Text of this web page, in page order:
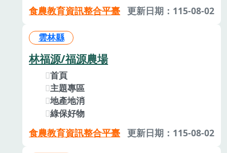
食農教育資訊整合平臺 更新日期：115-08-02
雲林縣
林福源/福源農場
首頁
主題專區
地產地消
綠保好物
食農教育資訊整合平臺 更新日期：115-08-02